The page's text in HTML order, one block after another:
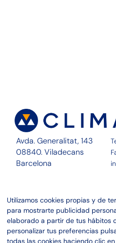
Avda. Generalitat, 143
08840. Viladecans
Barcelona
Servicios
Proyectos
Linkedin
Utilizamos cookies propias y de
para mostrarte publicidad
elaborado a partir de tus hábitos
personalizar tus preferencias
todas las cookies haciendo clic